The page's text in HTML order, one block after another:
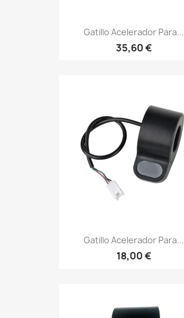
Gatillo Acelerador Para...
35,60 €
Gatillo Acelerador Para...
18,00 €